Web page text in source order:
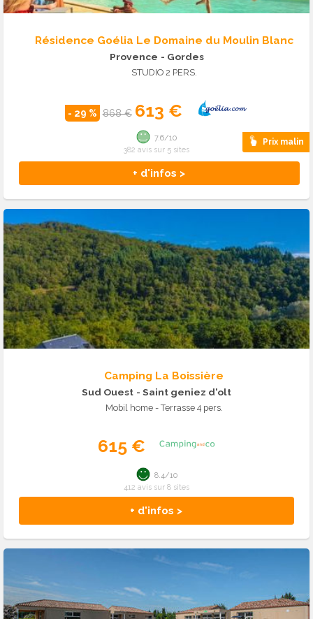
Résidence Goélia Le Domaine du Moulin Blanc
Provence - Gordes
STUDIO 2 PERS.
- 29 % 868 € 613 €
Prix malin
+ d'infos >
7.6/10
382 avis sur 5 sites
Camping La Boissière
Sud Ouest - Saint geniez d'olt
Mobil home - Terrasse 4 pers.
615 €
+ d'infos >
8.4/10
412 avis sur 8 sites